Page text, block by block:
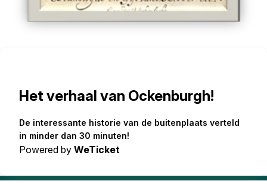
Het verhaal van Ockenburgh!
De interessante historie van de buitenplaats verteld
in minder dan 30 minuten!
Powered by WeTicket